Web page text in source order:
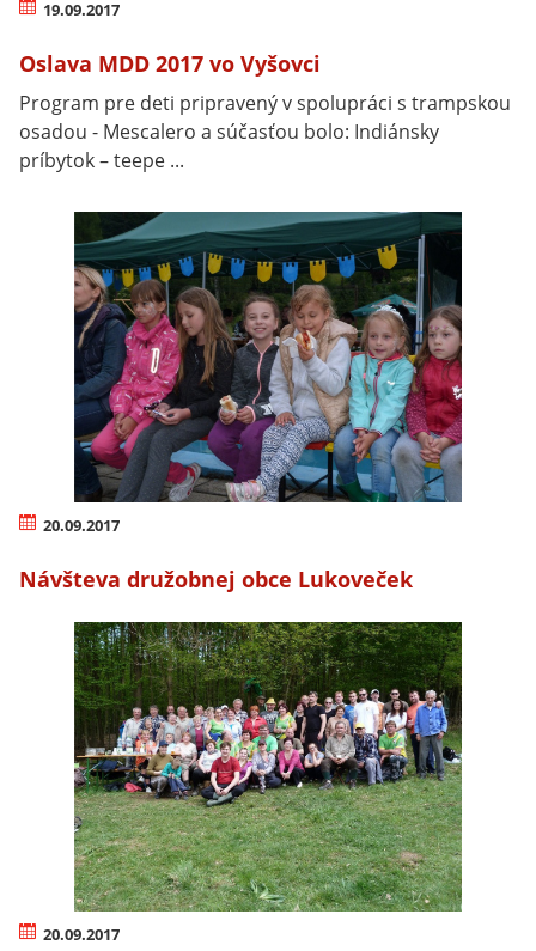
19.09.2017
Oslava MDD 2017 vo Vyšovci
Program pre deti pripravený v spolupráci s trampskou
osadou - Mescalero a súčasťou bolo: Indiánsky
príbytok – teepe ...
20.09.2017
Návšteva družobnej obce Lukoveček
20.09.2017